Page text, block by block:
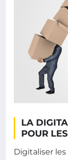
LA
POUR
Digitaliser